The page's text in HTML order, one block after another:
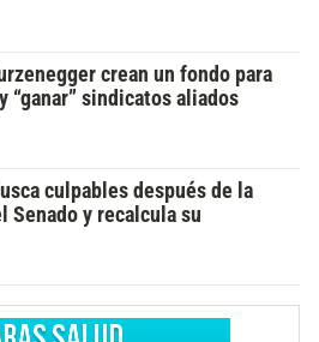
crean un fondo para
“ganar” sindicatos aliados
culpables después de la
Senado y recalcula su